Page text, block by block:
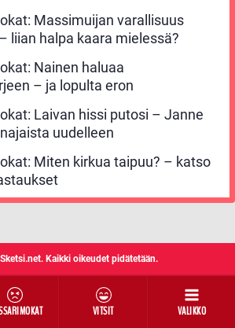
VITSIT VALIKKO
Massimuijan varallisuus
liian halpa kaara mielessä?
Nainen haluaa
– ja lopulta eron
Laivan hissi putosi – Janne
uudelleen
Miten kirkua taipuu? – katso
Kaikki oikeudet pidätetään.